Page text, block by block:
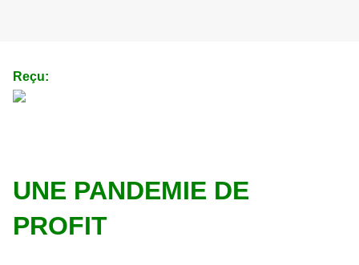
Reçu:
UNE PANDEMIE DE
PROFIT